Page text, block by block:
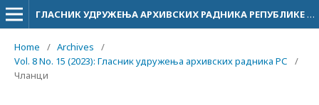
ГЛАСНИК УДРУЖЕЊА АРХИВСКИХ РАДНИКА РЕПУБЛИКЕ СРПСКЕ
Home / Archives
/
Vol. 8 No. 15 (2023): Гласник удружења архивских радника РС
/
Чланци